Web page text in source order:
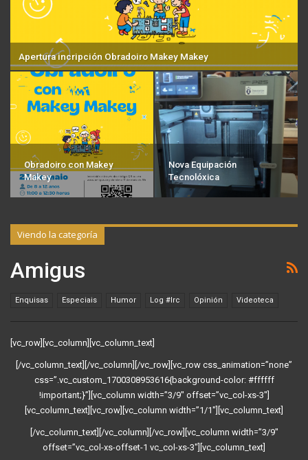
Apertura incripción Obradoiro Makey Makey
Obradoiro con Makey
Makey
Nova Equipación
Tecnolóxica
Viendo la categoría
Amigus
Enquisas Especiais Humor Log #irc Opinión Videoteca
[vc_row][vc_column][vc_column_text]
[/vc_column_text][/vc_column][/vc_row][vc_row css_animation=”none”
css=”.vc_custom_1700308953616{background-color: #ffffff
!important;}”][vc_column width=”3/9″ offset=”vc_col-xs-3″]
[vc_column_text][vc_row][vc_column width=”1/1″][vc_column_text]
[/vc_column_text][/vc_column][/vc_row][vc_column width=”3/9″
offset=”vc_col-xs-offset-1 vc_col-xs-3″][vc_column_text]